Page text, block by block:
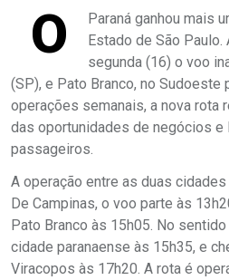
O
Paraná ganhou mais
Estado de São
segunda (16) o voo
(SP), e Pato Branco, no Sudoeste
operações semanais, a nova rota
das oportunidades de negócios e
passageiros.
A operação entre as duas
De Campinas, o voo parte às
Pato Branco às 15h05. No
cidade paranaense às 15h35, e
Viracopos às 17h20. A rota é